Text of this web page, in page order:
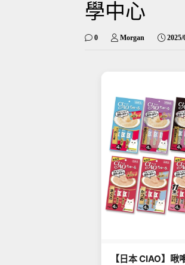
學中心
0 Morgan 2025/
【日本 CIAO】